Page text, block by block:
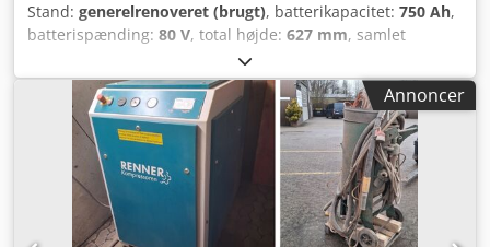
Stand: generelrenoveret (brugt), batterikapacitet: 750 Ah,
batterispænding: 80 V, total højde: 627 mm, samlet
, samlet bredde:
truckbatteri til din gaffeltruck - 80V 6PZS 750AH - DIN A + 1
års garanti + inkl. aquamatik system + inkl. slutafledere og
REMA 320 stik (andre stik kan monteres efter behov) +
Kapacitet: min. 90-100% (C5 kapacitetsprotokol medfølger
ved levering) + Produktionsår 2024 Mål: Længde: 1.026 mm
Bredde: 996 mm Dodpfxsy Rnp Ij Af Eock Højde: 627 mm
Vægt: ca. 1.730 kg Passer til følgende modeller og flere:
Toyota 7FBMF30 Toyota 7FBMF35 Crown TSP 6000-D Crown
Annoncer